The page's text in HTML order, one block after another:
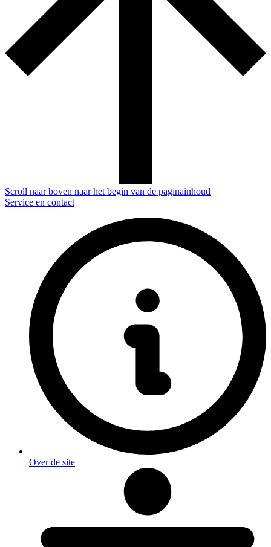
Scroll naar boven naar het begin van de paginainhoud
Service en contact
Over de site